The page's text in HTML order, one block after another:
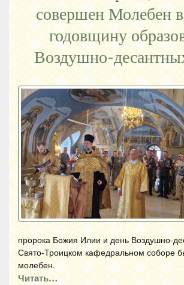
совершен Молебен
годовщину
Воздушно-
пророка Божия Илии и день Воздушно-
Свято-Троицком кафедральном соборе
молебен.
Читать…